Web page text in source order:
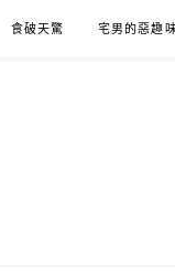
食破天驚 宅男的惡趣